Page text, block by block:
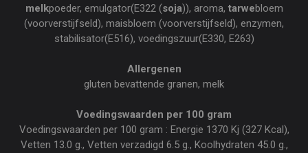
melkpoeder, emulgator(E322 (soja)), aroma, tarwebloem
(voorverstijfseld), maisbloem (voorverstijfseld), enzymen,
stabilisator(E516), voedingszuur(E330, E263)
Allergenen
gluten bevattende granen, melk
Voedingswaarden per 100 gram
Voedingswaarden per 100 gram : Energie 1370 Kj (327 Kcal),
Vetten 13.0 g., Vetten verzadigd 6.5 g., Koolhydraten 45.0 g.,